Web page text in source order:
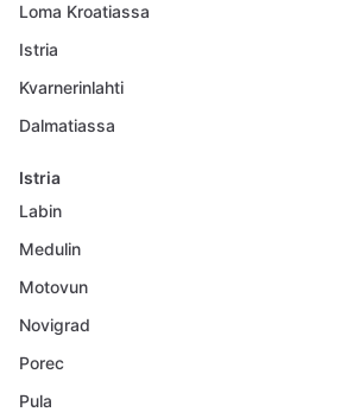
Loma Kroatiassa
Istria
Kvarnerinlahti
Dalmatiassa
Istria
Labin
Medulin
Motovun
Novigrad
Porec
Pula